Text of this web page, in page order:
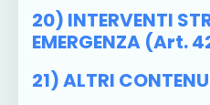
20) INTERVENTI
EMERGENZA (art.
21) ALTRI